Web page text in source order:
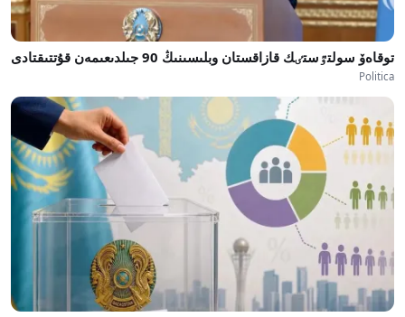
توقاەۆ سولتٷستٸك قازاقستان وبلىسىنىڭ 90 جىلدىعىمەن قۇتتىقتادى
Politica